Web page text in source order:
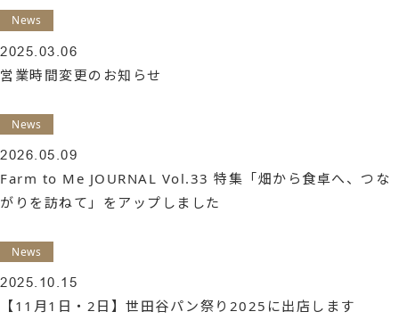
ー
シ
ン
News
2025.03.06
営業時間変更のお知らせ
News
2026.05.09
Farm to Me JOURNAL Vol.33 特集「畑から食卓へ、つな
がりを訪ねて」をアップしました
News
2025.10.15
【11月1日・2日】世田谷パン祭り2025に出店します